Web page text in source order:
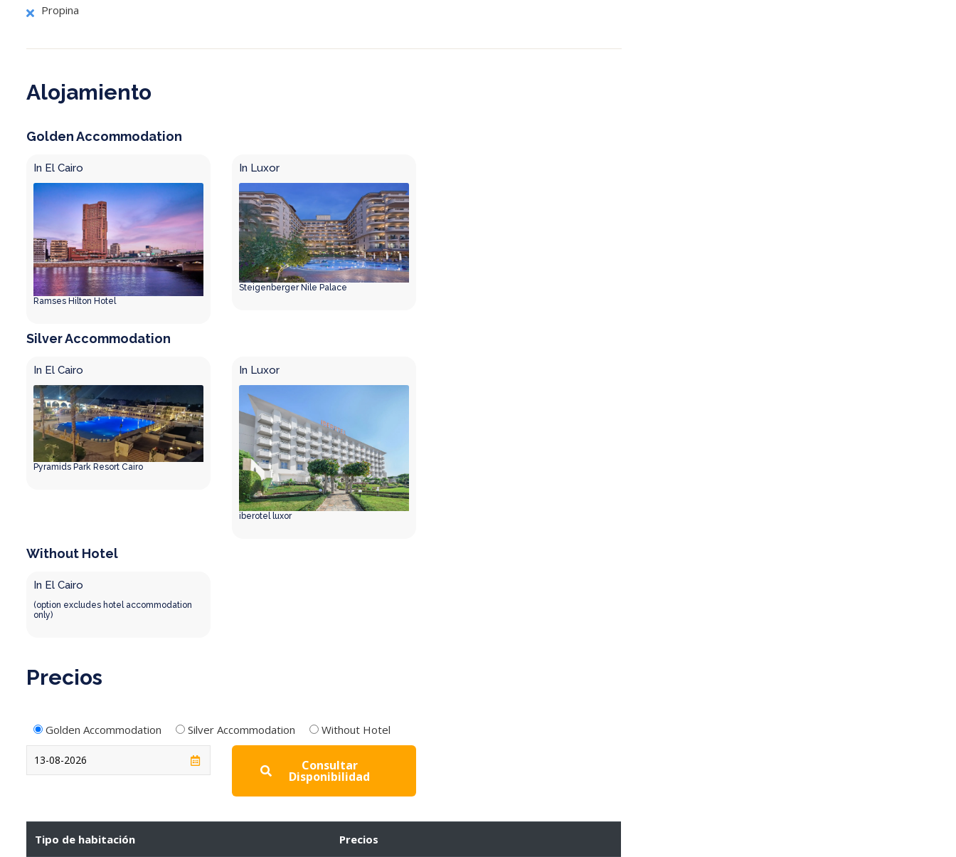
Propina
Alojamiento
Golden Accommodation
In El Cairo
Ramses Hilton Hotel
In Luxor
Steigenberger Nile Palace
Silver Accommodation
In El Cairo
Pyramids Park Resort Cairo
In Luxor
iberotel luxor
Without Hotel
In El Cairo
(option excludes hotel accommodation
only)
Precios
Golden Accommodation Silver Accommodation Without Hotel
Consultar
Disponibilidad
Tipo de habitación Precios